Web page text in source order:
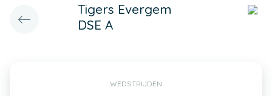
Tigers Evergem
DSE A
WEDSTRIJDEN